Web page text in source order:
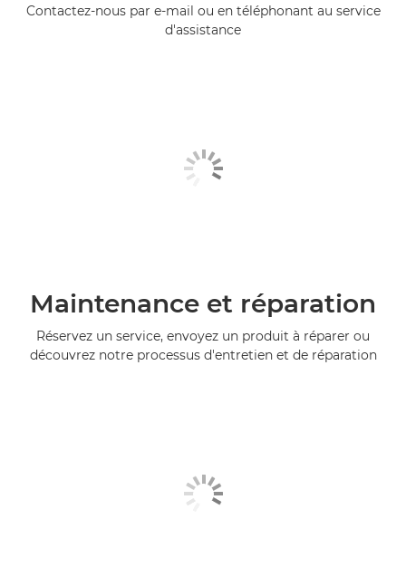
Contactez-nous par e-mail ou en téléphonant au service
d'assistance
Maintenance et réparation
Réservez un service, envoyez un produit à réparer ou
découvrez notre processus d'entretien et de réparation